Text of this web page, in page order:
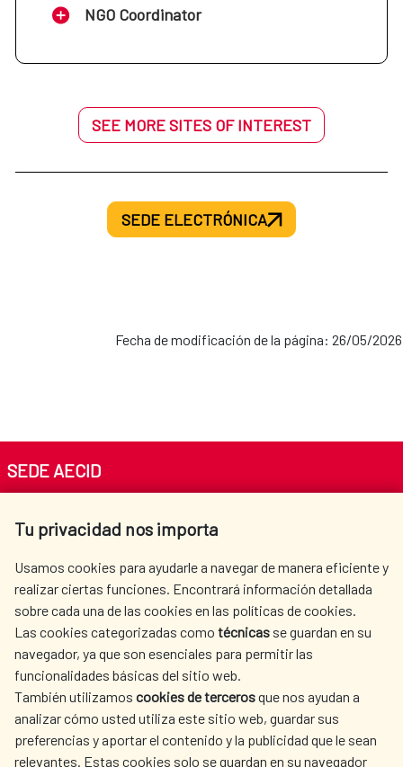
NGO Coordinator
SEE MORE SITES OF INTEREST
SEDE ELECTRÓNICA
Fecha de modificación de la página: 26/05/2026
Tu privacidad nos importa
Usamos cookies para ayudarle a navegar de manera eficiente y
realizar ciertas funciones. Encontrará información detallada
sobre cada una de las cookies en las políticas de cookies.
Las cookies categorizadas como técnicas se guardan en su
navegador, ya que son esenciales para permitir las
funcionalidades básicas del sitio web.
También utilizamos cookies de tercerosque nos ayudan a
analizar cómo usted utiliza este sitio web, guardar sus
preferencias y aportar el contenido y la publicidad que le sean
relevantes. Estas cookies solo se guardan en su navegador
SEDE AECID
Tel. +34 900 20 30 54​​​​​​​
AECID
WHERE DO WE COOPERATE?
SPANISH HUMANITARIAN
ACTION
PRESS ROOM
CULTURE AND SCIENCE LIBRARY